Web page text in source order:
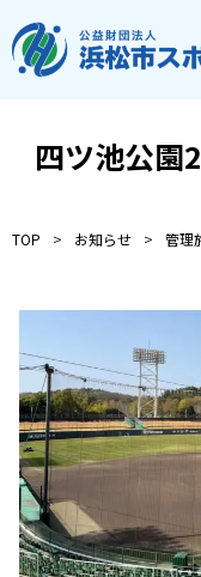
ご利用ガイド
協会について
管理施設
教室・イベントか
浜松市民スポーツ祭
お知らせ
四ツ池公園
TOP お知らせ 管理